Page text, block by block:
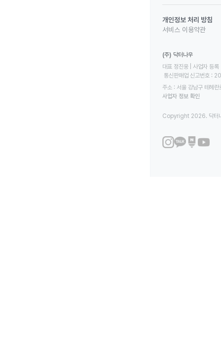
개인정보 처리 방침
서비스 이용약관
(주) 닥터나우
대표 정진웅 | 사업자
통신판매업 신고번호
주소 : 서울 강남구 테헤
사업자 정보 확인
Copyright 2026. 닥터